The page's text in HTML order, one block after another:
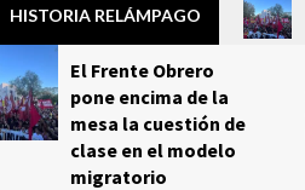
HISTORIA RELÁMPAGO
El Frente Obrero
pone encima de la
mesa la cuestión de
clase en el modelo
migratorio